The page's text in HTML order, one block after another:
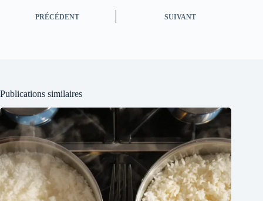
PRÉCÉDENT SUIVANT
Publications similaires